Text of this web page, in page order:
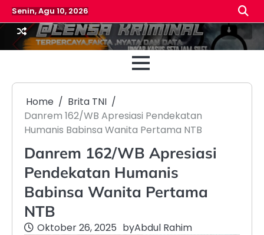
Skip
to
content
Senin, Agu 10, 2026
Beranda
Home
Brita TNI
Danrem 162/WB Apresiasi Pendekatan
Humanis Babinsa Wanita Pertama NTB
Danrem 162/WB Apresiasi
Pendekatan Humanis
Babinsa Wanita Pertama
NTB
Oktober 26, 2025 byAbdul Rahim